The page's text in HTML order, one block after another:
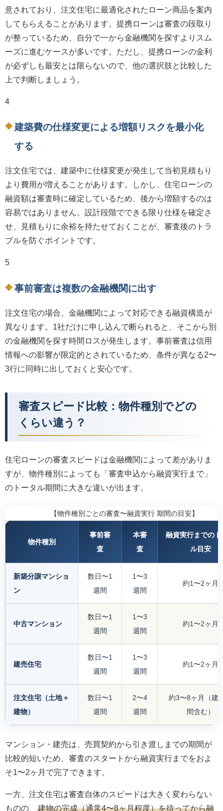
意されており、注文住宅に最適化されたローン商品を案内
してもらえることがあります。提携ローンは審査の段取り
が整っているため、自分で一から金融機関を探すよりスム
ーズに進むケースが多いです。ただし、提携ローンの金利
が必ずしも最安とは限らないので、他の選択肢と比較した
上で判断しましょう。
4
建築費の仕様変更による増額リスクを最小化
する
注文住宅では、建築中に仕様変更が発生して当初見積もり
より費用が増えることがあります。しかし、住宅ローンの
融資額は審査時に確定しているため、後から増額するのは
容易ではありません。設計段階でできる限り仕様を確定さ
せ、見積もりに余裕を持たせておくことが、審査後のトラ
ブルを防ぐポイントです。
5
事前審査は複数の金融機関に出す
注文住宅の場合、金融機関によって対応できる融資構造が
異なります。1社だけに申し込んで断られると、そこから別
の金融機関を探す時間ロスが発生します。事前審査は信用
情報への影響が限定的とされているため、条件が異なる2〜
3行に同時に出しておくと安心です。
審査スピード比較：物件種別でどの
くらい違う？
住宅ローンの審査スピードは金融機関によって差がありま
すが、物件種別によっても「審査申込から融資実行まで」
のトータル期間に大きな違いが出ます。
【物件種別ごとの審査〜融資実行 期間の目安】
物件種別
事前審
査
本審
査
融資実行までのト
ル目安
新築分譲マンショ
ン
数日〜1
週間
1〜3
週間
約1〜2ヶ月
中古マンション
数日〜1
週間
1〜3
週間
約1〜2ヶ月
建売住宅
数日〜1
週間
1〜3
週間
約1〜2ヶ月
注文住宅（土地＋
建物）
数日〜1
週間
2〜4
週間
約3〜8ヶ月（建
間含む）
マンション・建売は、売買契約から引き渡しまでの期間が
比較的短いため、審査のスタートから融資実行までをおよ
そ1〜2ヶ月で完了できます。
一方、注文住宅は審査自体のスピードは大きく変わらない
ものの、
建物の完成（通常4〜8ヶ月程度）を待ってから融